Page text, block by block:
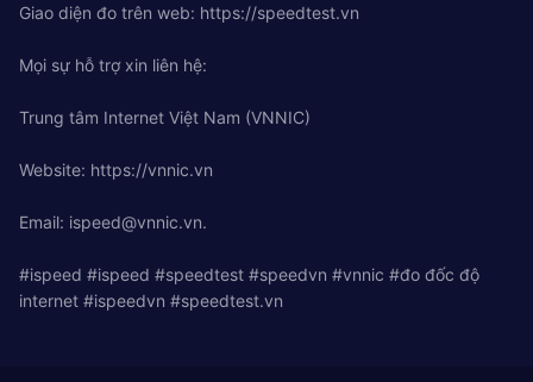
Giao diện đo trên web: https://speedtest.vn
Mọi sự hỗ trợ xin liên hệ:
Trung tâm Internet Việt Nam (VNNIC)
Website: https://vnnic.vn
Email: ispeed@vnnic.vn.
#ispeed #ispeed #speedtest #speedvn #vnnic #đo đốc độ
internet #ispeedvn #speedtest.vn